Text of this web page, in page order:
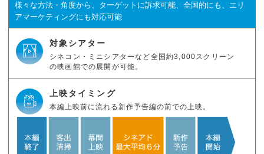
様々な方法・角度から、ターゲットに訴求可能、全国的にも、エリ
アマーケティングにも対応可能
対象シアター
シネコン・ミニシアターなど全国約3,000スクリーン
の映画館での展開が可能。
上映タイミング
本編上映前に流れる新作予告編の前での上映。